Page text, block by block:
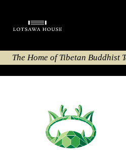
The Home of Tibetan Buddhist